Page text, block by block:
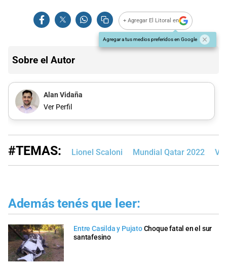
+ Agregar El Litoral en
Agregar a tus medios preferidos en Google
Sobre el Autor
Alan Vidaña
Ver Perfil
#TEMAS: Lionel Scaloni Mundial Qatar 2022
Además tenés que leer:
Entre Casilda y PujatoChoque fatal en el sur
santafesino